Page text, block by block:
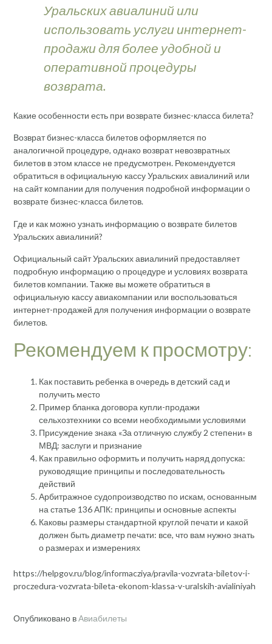
Уральских авиалиний или
использовать услуги интернет-
продажи для более удобной и
оперативной процедуры
возврата.
Какие особенности есть при возврате бизнес-класса билета?
Возврат бизнес-класса билетов оформляется по
аналогичной процедуре, однако возврат невозвратных
билетов в этом классе не предусмотрен. Рекомендуется
обратиться в официальную кассу Уральских авиалиний или
на сайт компании для получения подробной информации о
возврате бизнес-класса билетов.
Где и как можно узнать информацию о возврате билетов
Уральских авиалиний?
Официальный сайт Уральских авиалиний предоставляет
подробную информацию о процедуре и условиях возврата
билетов компании. Также вы можете обратиться в
официальную кассу авиакомпании или воспользоваться
интернет-продажей для получения информации о возврате
билетов.
Рекомендуем к просмотру:
Как поставить ребенка в очередь в детский сад и
получить место
Пример бланка договора купли-продажи
сельхозтехники со всеми необходимыми условиями
Присуждение знака «За отличную службу 2 степени» в
МВД: заслуги и признание
Как правильно оформить и получить наряд допуска:
руководящие принципы и последовательность
действий
Арбитражное судопроизводство по искам, основанным
на статье 136 АПК: принципы и основные аспекты
Каковы размеры стандартной круглой печати и какой
должен быть диаметр печати: все, что вам нужно знать
о размерах и измерениях
https://helpgov.ru/blog/informacziya/pravila-vozvrata-biletov-i-
proczedura-vozvrata-bileta-ekonom-klassa-v-uralskih-avialiniyah
Опубликовано вАвиабилеты